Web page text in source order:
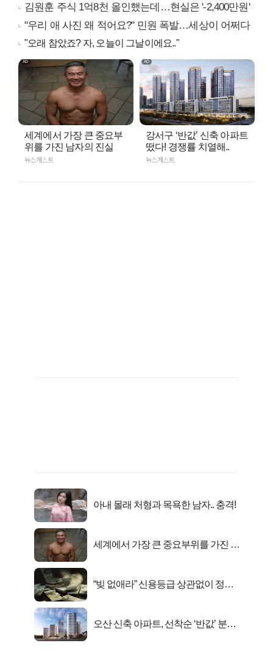
김원훈 주식 1억8천 올인했는데…현실은 '-2,400만원'
"우리 애 사진 왜 적어요?" 민원 폭발…세상이 어쩌다
"오래 참았죠? 자, 오늘이 그날이에요.."
세계에서 가장 큰 중요부
위를 가진 남자의 진실
뉴스캐스트
강서구 ‘반값’ 신축 아파트
떴다! 경쟁률 치열해..
뉴스캐스트
아내 몰래 처형과 목욕한 남자.. 충격!
세계에서 가장 큰 중요부위를 가진 남
“빚 없애라” 신용등급 상관없이 정부
오산 신축 아파트, 선착순 ‘반값’ 분양